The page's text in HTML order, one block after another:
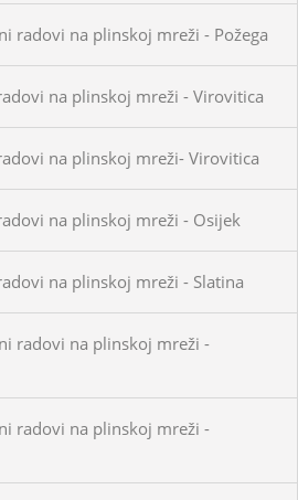
radovi na plinskoj mreži - Požega
na plinskoj mreži - Virovitica
na plinskoj mreži- Virovitica
na plinskoj mreži - Osijek
na plinskoj mreži - Slatina
radovi na plinskoj mreži -
radovi na plinskoj mreži -